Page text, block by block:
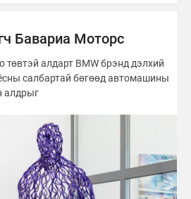
Бавариа Моторс
алдарт BMW брэнд дэлхий
салбартай бөгөөд автомашины
алдрыг